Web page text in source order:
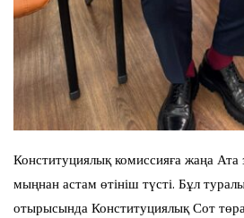
Конституциялық комиссияға жаңа
мыңнан астам өтініш түсті. Бұл
отырысында Конституциялық Сот